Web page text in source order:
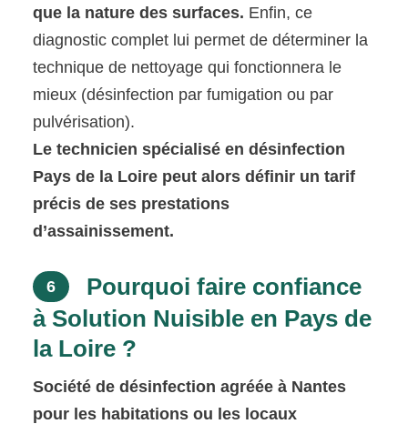
que la nature des surfaces. Enfin, ce
diagnostic complet lui permet de déterminer la
technique de nettoyage qui fonctionnera le
mieux (désinfection par fumigation ou par
pulvérisation).
Le technicien spécialisé en désinfection
Pays de la Loire peut alors définir un tarif
précis de ses prestations
d’assainissement.
6
Pourquoi faire confiance
à Solution Nuisible en Pays de
la Loire ?
Société de désinfection agréée à Nantes
pour les habitations ou les locaux